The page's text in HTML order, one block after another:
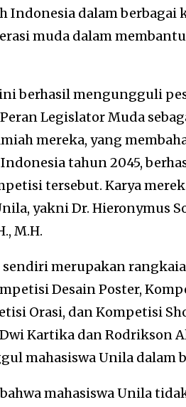
dalam berbagai
muda dalam
berhasil mengungguli
Legislator Muda
mereka, yang
tahun 2045,
tersebut. Karya
yakni Dr. Hieronymus
M.H.
merupakan
Desain Poster,
Orasi, dan Kompetisi
Kartika dan Rodrikson
mahasiswa Unila dalam
mahasiswa Unila